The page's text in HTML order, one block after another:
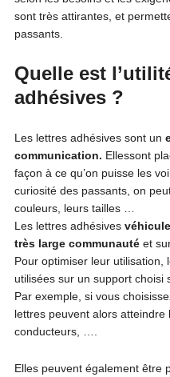
sont très attirantes, et
passants.
Quelle est
adhésives ?
Les lettres adhésives sont un
communication. Ellessont
façon à ce qu’on puisse les
curiosité des passants, on
couleurs, leurs tailles …
Les lettres adhésives
très large communautéet
Pour optimiser leur utilisation,
utilisées sur un support choisi
Par exemple, si vous
lettres peuvent alors
conducteurs, ….
Elles peuvent également être